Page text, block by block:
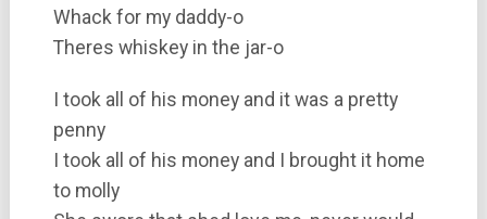
Whack for my daddy-o
Theres whiskey in the jar-o
I took all of his money and it was a pretty
penny
I took all of his money and I brought it home
to molly